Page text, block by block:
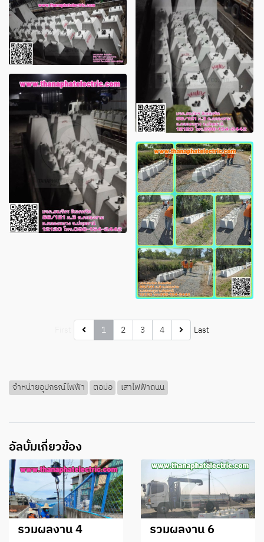
1 2 3 4 Last
จำหน่ายอุปกรณ์ไฟฟ้า ตอม่อ เสาไฟฟ้าถนน
อัลบั้มเกี่ยวข้อง
รวมผลงาน 4 รวมผลงาน 6